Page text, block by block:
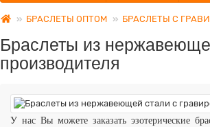
БРАСЛЕТЫ ОПТОМ БРАСЛЕТЫ С
Браслеты из
производителя
У нас Вы можете заказать эзотерические